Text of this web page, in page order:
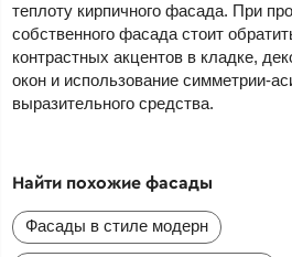
теплоту кирпичного фасада. При
собственного фасада стоит
контрастных акцентов в кладке,
окон и использование симметрии-
выразительного средства.
Найти похожие фасады
Фасады в стиле модерн